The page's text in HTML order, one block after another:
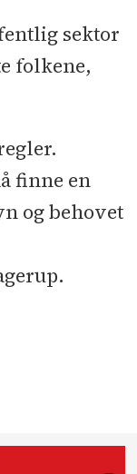
sektor
folkene,
finne en
og behovet